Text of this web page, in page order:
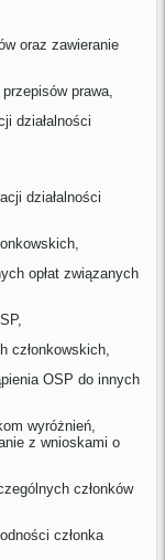
oraz zawieranie
prawa,
działalności
działalności
opłat związanych
członkowskich,
OSP do innych
wyróżnień,
z wnioskami o
członków
członka